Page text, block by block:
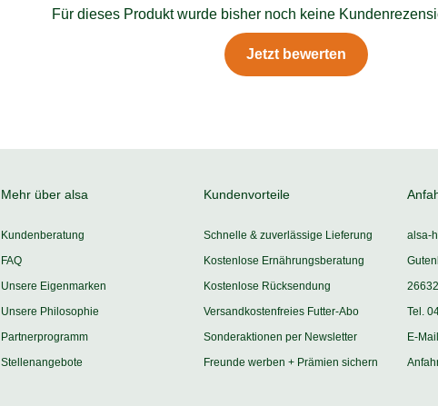
Für dieses Produkt wurde bisher noch keine
Jetzt bewerten
Mehr über alsa
Kundenberatung
FAQ
Unsere Eigenmarken
Unsere Philosophie
Partnerprogramm
Stellenangebote
Kundenvorteile
Schnelle & zuverlässige Lieferung
Kostenlose Ernährungsberatung
Kostenlose Rücksendung
Versandkostenfreies Futter-Abo
Sonderaktionen per Newsletter
Freunde werben + Prämien sichern
alsa-
Tel.
E-